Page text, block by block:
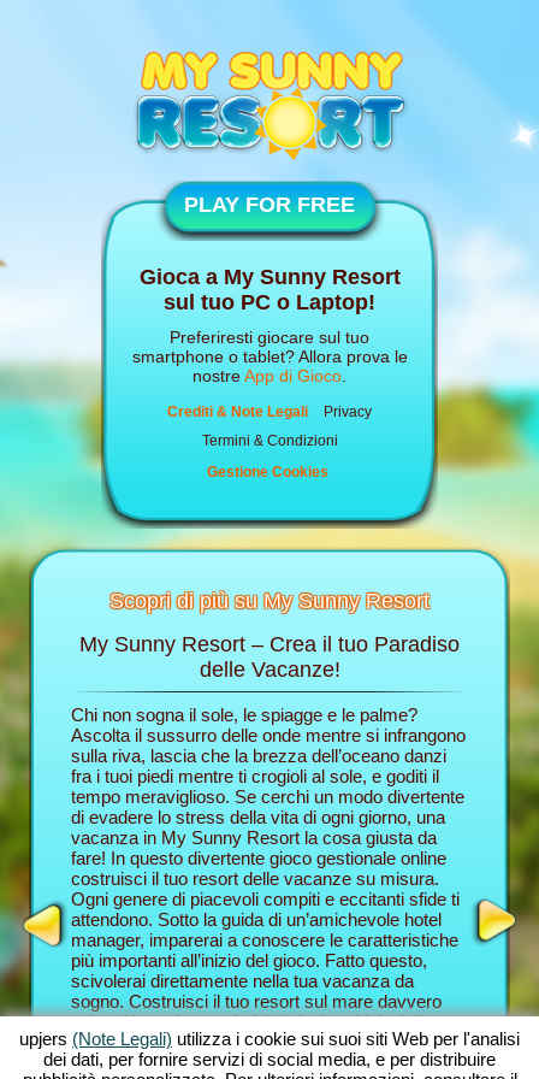
PLAY FOR FREE
Gioca a My Sunny Resort
sul tuo PC o Laptop!
Preferiresti giocare sul tuo
smartphone o tablet? Allora prova le
nostreApp di Gioco
Crediti & Note Legali
Privacy
Termini & Condizioni
Gestione Cookies
Scopri di più su My Sunny Resort
My Sunny Resort – Crea il tuo Paradiso
delle Vacanze!
Chi non sogna il sole, le spiagge e le palme?
Ascolta il sussurro delle onde mentre si infrangono
sulla riva, lascia che la brezza dell’oceano danzi
fra i tuoi piedi mentre ti crogioli al sole, e goditi il
tempo meraviglioso. Se cerchi un modo divertente
di evadere lo stress della vita di ogni giorno, una
vacanza in My Sunny Resort la cosa giusta da
fare! In questo divertente gioco gestionale online
costruisci il tuo resort delle vacanze su misura.
Ogni genere di piacevoli compiti e eccitanti sfide ti
attendono. Sotto la guida di un’amichevole hotel
manager, imparerai a conoscere le caratteristiche
più importanti all’inizio del gioco. Fatto questo,
scivolerai direttamente nella tua vacanza da
sogno. Costruisci il tuo resort sul mare davvero
unico. Naturalmente hai dei piani ambiziosi: il tuo
scopo in questa avventura gestionale online è
prenderti cura dei tuoi ospiti nel miglior modo
Nel
ruolo
delle
e ti
gioco
ospiti
con
forma
Compiti
gioco;
upjers (Note Legali) utilizza i cookie sui suoi siti Web per l'analisi
dei dati, per fornire servizi di social media, e per distribuire